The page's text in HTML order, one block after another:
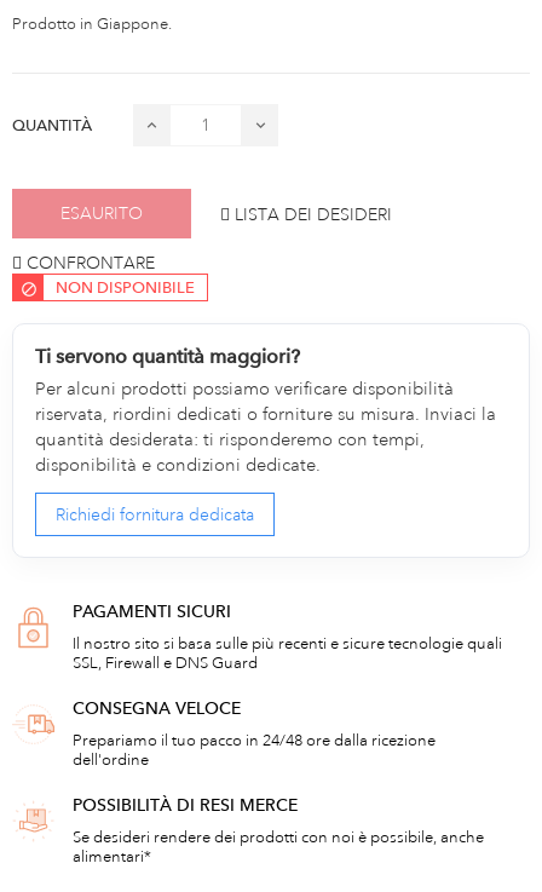
Prodotto in Giappone.
QUANTITÀ
ESAURITO LISTA DEI DESIDERI
CONFRONTARE
NON DISPONIBILE
Ti servono quantità maggiori?
Per alcuni prodotti possiamo verificare disponibilità
riservata, riordini dedicati o forniture su misura. Inviaci la
quantità desiderata: ti risponderemo con tempi,
disponibilità e condizioni dedicate.
Richiedi fornitura dedicata
PAGAMENTI SICURI
Il nostro sito si basa sulle più recenti e sicure tecnologie quali
SSL, Firewall e DNS Guard
CONSEGNA VELOCE
Prepariamo il tuo pacco in 24/48 ore dalla ricezione
dell'ordine
POSSIBILITÀ DI RESI MERCE
Se desideri rendere dei prodotti con noi è possibile, anche
alimentari*